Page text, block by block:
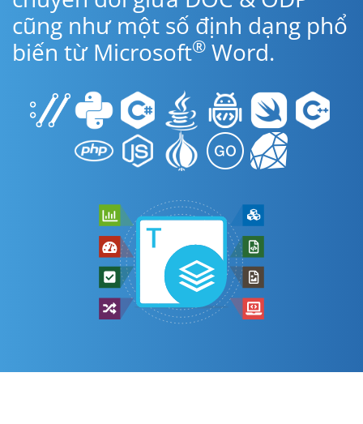
cũng như một số định dạng phổ
biến từ Microsoft® Word.